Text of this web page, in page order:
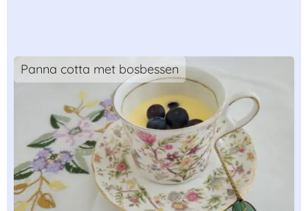
Panna cotta met bosbessen